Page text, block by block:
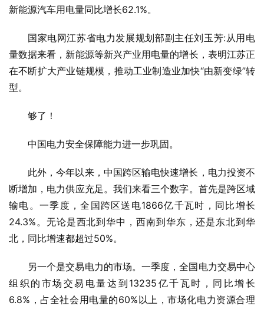
新能源汽车用电量同比增长62.1%。
国家电网江苏省电力发展规划部副主任刘玉芳:从用电
量数据来看，新能源等新兴产业用电量的增长，表明江苏正
在不断扩大产业链规模，推动工业制造业加快“由新变绿”转
型。
够了！
中国电力安全保障能力进一步巩固。
此外，今年以来，中国跨区输电快速增长，电力投资不
断增加，电力供应充足。我们来看三个数字。首先是跨区域
输电。一季度，全国跨区送电1866亿千瓦时，同比增长
24.3%。无论是西北到华中，西南到华东，还是东北到华
北，同比增速都超过50%。
另一个是交易电力的市场。一季度，全国电力交易中心
组织的市场交易电量达到13235亿千瓦时，同比增长
6.8%，占全社会用电量的60%以上，市场化电力资源合理